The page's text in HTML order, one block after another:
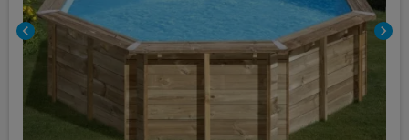
chevron_left chevron_right